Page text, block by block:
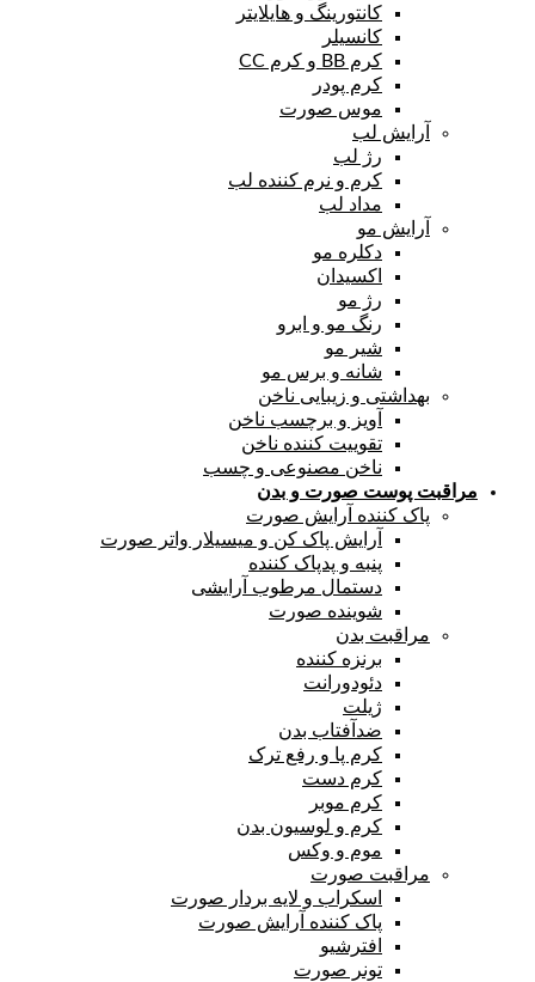
کانتورینگ و هایلایتر
کانسیلر
کرم BB و کرم CC
کرم پودر
موس صورت
آرایش لب
رژ لب
کرم و نرم کننده لب
مداد لب
آرایش مو
دکلره مو
اکسیدان
رژ مو
رنگ مو و ابرو
شیر مو
شانه و برس مو
بهداشتی و زیبایی ناخن
آویز و برچسب ناخن
تقوییت کننده ناخن
ناخن مصنوعی و چسب
مراقبت پوست صورت و بدن
پاک کننده آرایش صورت
آرایش پاک کن و میسیلار واتر صورت
پنبه و پدپاک کننده
دستمال مرطوب آرایشی
شوینده صورت
مراقبت بدن
برنزه کننده
دئودورانت
ژیلت
ضدآفتاب بدن
کرم پا و رفع ترک
کرم دست
کرم موبر
کرم و لوسیون بدن
موم و وکس
مراقبت صورت
اسکراب و لایه بردار صورت
پاک کننده آرایش صورت
افترشیو
تونر صورت